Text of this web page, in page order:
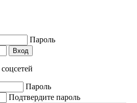
Пароль
Вход
Пароль
Подтвердите пароль